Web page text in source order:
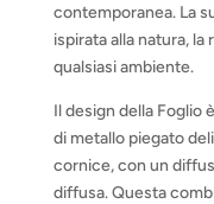
contemporanea. La
ispirata alla natura,
qualsiasi ambiente.
Il design della Foglio
di metallo piegato
cornice, con un
diffusa. Questa